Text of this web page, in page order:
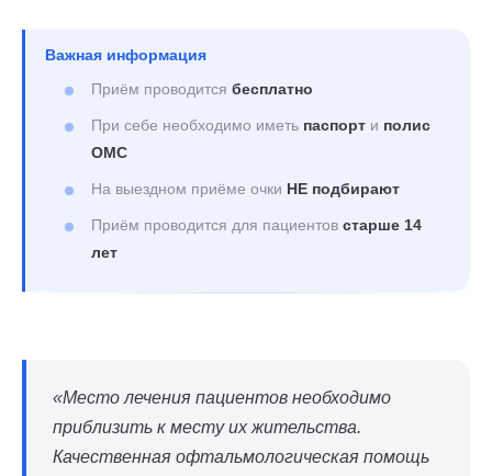
Важная информация
Приём проводится бесплатно
При себе необходимо иметь паспорт и полис
ОМС
На выездном приёме очки НЕ подбирают
Приём проводится для пациентов старше 14
лет
«Место лечения пациентов необходимо
приблизить к месту их жительства.
Качественная офтальмологическая помощь